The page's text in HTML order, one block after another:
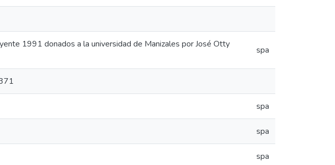
1991 donados a la universidad de Manizales por José Otty
spa
spa
spa
spa